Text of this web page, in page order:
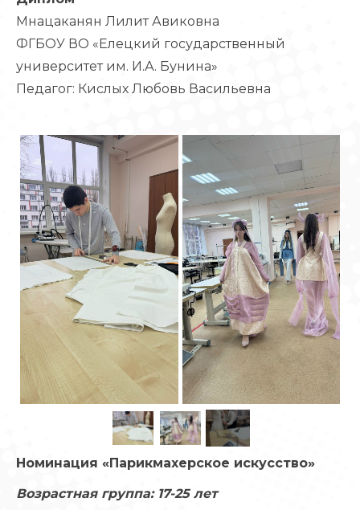
Мнацаканян Лилит Авиковна
ФГБОУ ВО «Елецкий государственный
университет им. И.А. Бунина»
Педагог: Кислых Любовь Васильевна
Номинация «Парикмахерское искусство»
Возрастная группа: 17-25 лет